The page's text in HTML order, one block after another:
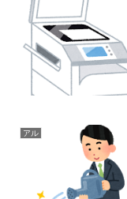
アル